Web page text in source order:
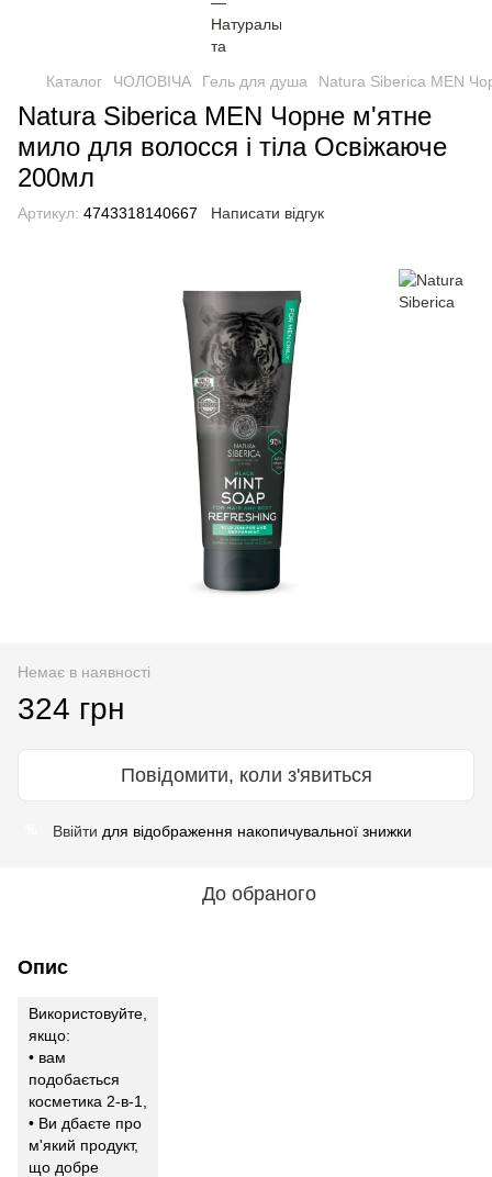
Каталог ЧОЛОВІЧА Гель для душа Natura Siberica MEN
Natura Siberica MEN Чорне м'ятне
мило для волосся і тіла Освіжаюче
200мл
Артикул: 4743318140667 Написати відгук
Немає в наявності
324 грн
Повідомити, коли з'явиться
Ввійти для відображення накопичувальної знижки
До обраного
Опис
Використовуйте,
якщо:
• вам
подобається
косметика 2-в-1,
• Ви дбаєте про
м'який продукт,
що добре